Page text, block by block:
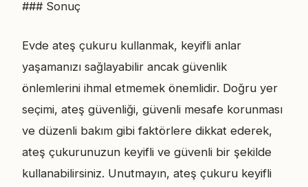
### Sonuç
Evde ateş çukuru kullanmak, keyifli anlar
yaşamanızı sağlayabilir ancak güvenlik
önlemlerini ihmal etmemek önemlidir. Doğru yer
seçimi, ateş güvenliği, güvenli mesafe korunması
ve düzenli bakım gibi faktörlere dikkat ederek,
ateş çukurunuzun keyifli ve güvenli bir şekilde
kullanabilirsiniz. Unutmayın, ateş çukuru keyifli